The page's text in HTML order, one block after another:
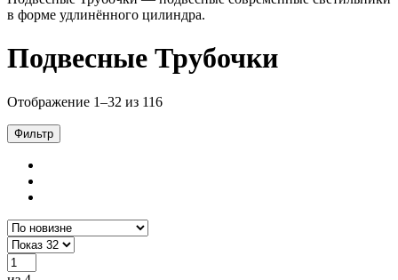
в форме удлинённого цилиндра.
Подвесные Трубочки
Отображение 1–32 из 116
Фильтр